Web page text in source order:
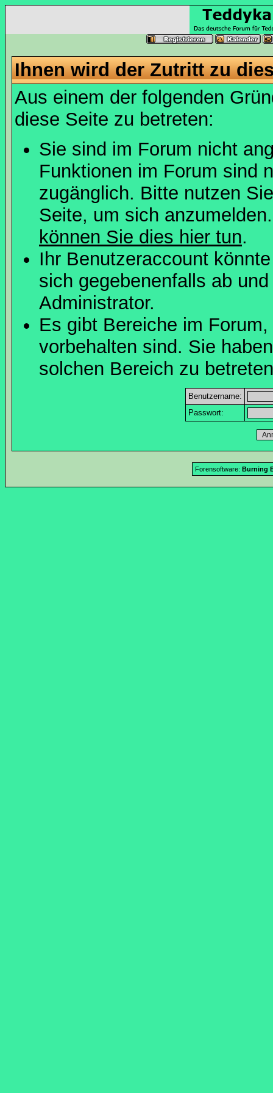
Ihnen wird der Zutritt zu
Aus einem der folgenden
diese Seite zu betreten:
Sie sind im Forum nicht
Funktionen im Forum sind
zugänglich. Bitte nutzen
Seite, um sich
können Sie dies hier tun.
Ihr Benutzeraccount
sich gegebenenfalls ab
Administrator.
Es gibt Bereiche im
vorbehalten sind. Sie
solchen Bereich zu
Benutzername:
Passwort:
Forensoftware: Burning